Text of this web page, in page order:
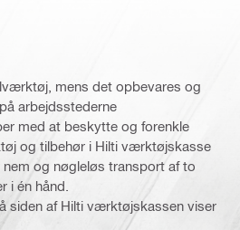
mens det opbevares og
arbejdsstederne
med at beskytte og forenkle
og tilbehør i Hilti værktøjskasse
og nøgleløs transport af to
i én hånd.
siden af Hilti værktøjskassen viser